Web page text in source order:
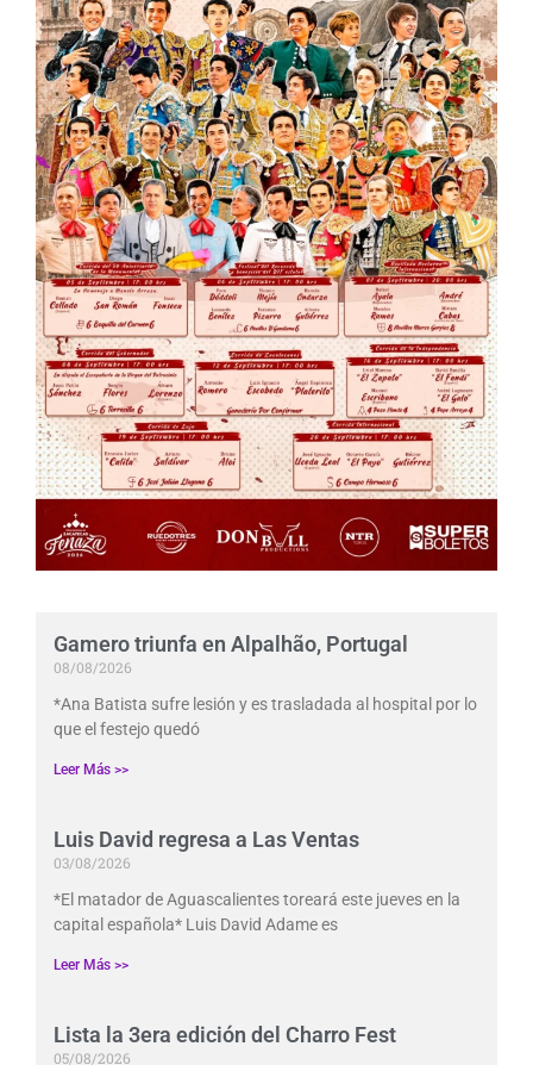
Gamero triunfa en Alpalhão, Portugal
08/08/2026
*Ana Batista sufre lesión y es trasladada al hospital por lo
que el festejo quedó
Leer Más >>
Luis David regresa a Las Ventas
03/08/2026
*El matador de Aguascalientes toreará este jueves en la
capital española* Luis David Adame es
Leer Más >>
Lista la 3era edición del Charro Fest
05/08/2026